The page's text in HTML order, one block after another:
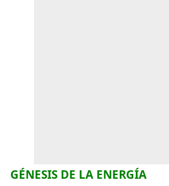
GÉNESIS DE LA ENERGÍA